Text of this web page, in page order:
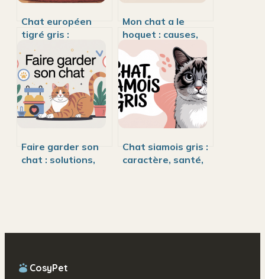
Chat européen
tigré gris :
caractère,
entretien et
particularités de
ce félin
Mon chat a le
hoquet : causes,
risques et gestes
à adopter
Faire garder son
chat : solutions,
Chat siamois gris :
caractère, santé,
CosyPet